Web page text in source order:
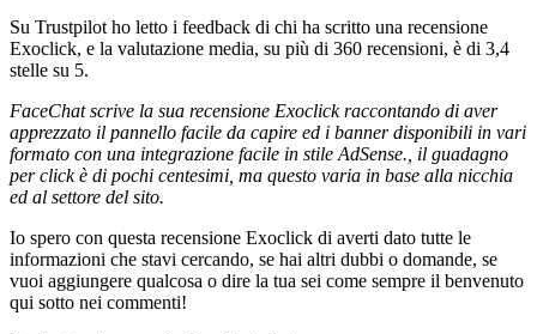
Su Trustpilot ho letto i feedback di chi ha scritto una recensione
Exoclick, e la valutazione media, su più di 360 recensioni, è di 3,4
stelle su 5.
FaceChat scrive la sua recensione Exoclick raccontando di aver
apprezzato il pannello facile da capire ed i banner disponibili in vari
formato con una integrazione facile in stile AdSense., il guadagno
per click è di pochi centesimi, ma questo varia in base alla nicchia
ed al settore del sito.
Io spero con questa recensione Exoclick di averti dato tutte le
informazioni che stavi cercando, se hai altri dubbi o domande, se
vuoi aggiungere qualcosa o dire la tua sei come sempre il benvenuto
qui sotto nei commenti!